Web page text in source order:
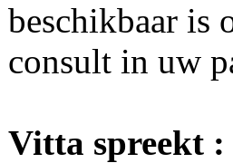
beschikbaar is
consult in uw
Vitta spreekt :